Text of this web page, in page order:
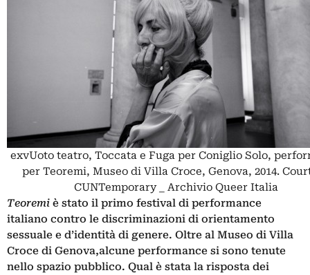
exvUoto teatro, Toccata e Fuga per Coniglio Solo,
per Teoremi, Museo di Villa Croce, Genova, 2014.
CUNTemporary _ Archivio Queer Italia
Teoremi è stato il primo festival di performance
italiano contro le discriminazioni di orientamento
sessuale e d’identità di genere. Oltre al Museo di Villa
Croce di Genova,alcune performance si sono tenute
nello spazio pubblico. Qual è stata la risposta dei